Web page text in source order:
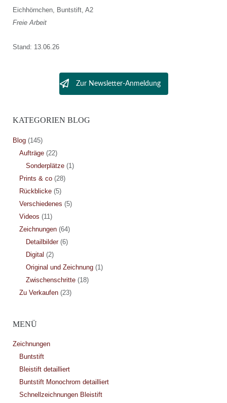
Eichhörnchen, Buntstift, A2
Freie Arbeit
Stand: 13.06.26
Zur Newsletter-Anmeldung
KATEGORIEN BLOG
Blog(145)
Aufträge(22)
Sonderplätze(1)
Prints & co(28)
Rückblicke(5)
Verschiedenes (5)
Videos (11)
Zeichnungen(64)
Detailbilder(6)
Digital (2)
Original und Zeichnung(1)
Zwischenschritte(18)
Zu Verkaufen(23)
MENÜ
Zeichnungen
Buntstift
Bleistift detailliert
Buntstift Monochrom detailliert
Schnellzeichnungen Bleistift